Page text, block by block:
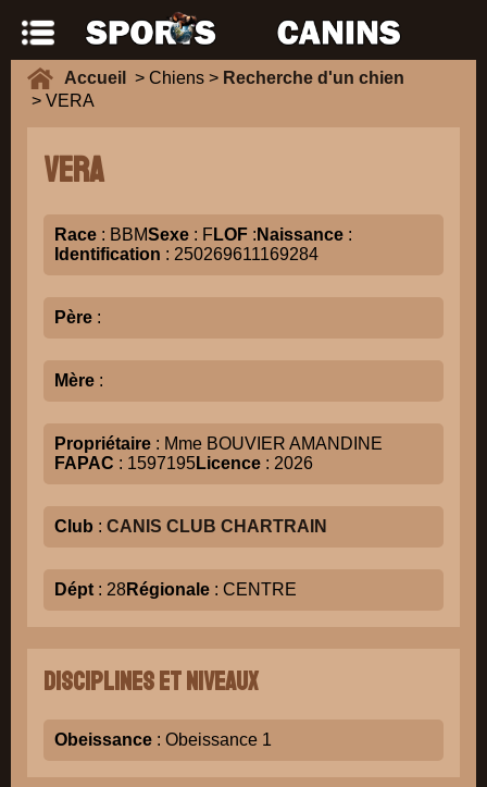
Accueil > Chiens > Recherche d'un chien
> VERA
VERA
Race : BBMSexe : FLOF : Naissance :
Identification : 250269611169284
Père :
Mère :
Propriétaire : Mme BOUVIER AMANDINE
FAPAC : 1597195Licence : 2026
Club : CANIS CLUB CHARTRAIN
Dépt : 28Régionale : CENTRE
Disciplines et niveaux
Obeissance : Obeissance 1